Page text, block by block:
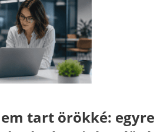
tart örökké: egyre